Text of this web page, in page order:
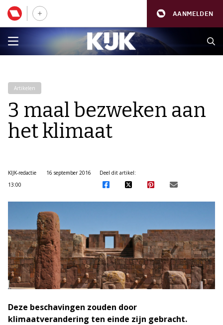
AANMELDEN
Artikelen
3 maal bezweken aan
het klimaat
KIJK-redactie
16 september 2016
13:00
Deel dit artikel:
Deze beschavingen zouden door
klimaatverandering ten einde zijn gebracht.